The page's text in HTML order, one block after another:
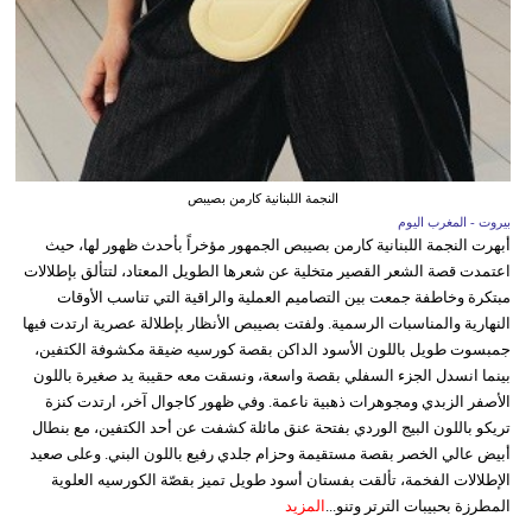
النجمة اللبنانية كارمن بصيبص
بيروت - المغرب اليوم
أبهرت النجمة اللبنانية كارمن بصيبص الجمهور مؤخراً بأحدث ظهور لها، حيث
اعتمدت قصة الشعر القصير متخلية عن شعرها الطويل المعتاد، لتتألق بإطلالات
مبتكرة وخاطفة جمعت بين التصاميم العملية والراقية التي تناسب الأوقات
النهارية والمناسبات الرسمية. ولفتت بصيبص الأنظار بإطلالة عصرية ارتدت فيها
جمبسوت طويل باللون الأسود الداكن بقصة كورسيه ضيقة مكشوفة الكتفين،
بينما انسدل الجزء السفلي بقصة واسعة، ونسقت معه حقيبة يد صغيرة باللون
الأصفر الزبدي ومجوهرات ذهبية ناعمة. وفي ظهور كاجوال آخر، ارتدت كنزة
تريكو باللون البيج الوردي بفتحة عنق مائلة كشفت عن أحد الكتفين، مع بنطال
أبيض عالي الخصر بقصة مستقيمة وحزام جلدي رفيع باللون البني. وعلى صعيد
الإطلالات الفخمة، تألقت بفستان أسود طويل تميز بقصّة الكورسيه العلوية
المطرزة بحبيبات الترتر وتنو...
المزيد